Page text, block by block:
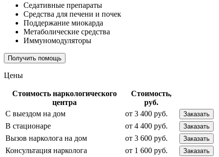
Седативные препараты
Средства для печени и почек
Поддержание миокарда
Метаболические средства
Иммуномодуляторы
Получить помощь
Цены
Стоимость наркологического
центра
Стоимость,
руб.
С выездом на дом
от 3 400 руб. Заказать
В стационаре от 4 400 руб. Заказать
Вызов нарколога на дом от 3 600 руб. Заказать
Консультация нарколога от 1 600 руб. Заказать